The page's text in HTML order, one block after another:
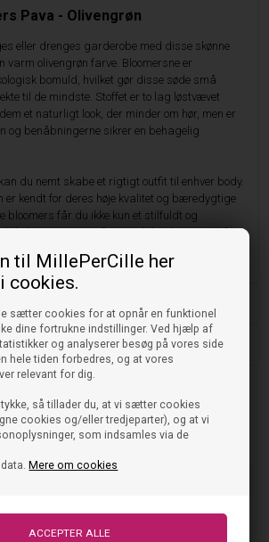
til MillePerCille her
cookies.
sætter cookies for at opnår en funktionel
dine fortrukne indstillinger. Ved hjælp af
og analyserer besøg på vores side
hele tiden forbedres, og at vores
relevant for dig.
så tillader du, at vi sætter cookies
cookies og/eller tredjeparter), og at vi
som indsamles via de
data.Mere om cookies
Pava - Olivengrøn
eller drenges garderobe med disse skønne
varm olivengrøn farve. Bloomersne er
bomuld, hvilket gør disse søde små
til de mindste. Stoffet er to lag løstvævet
et naturligt look, der minder om hør, men er
og benåbningerne sikrer en behagelig
du nemt skabe et rigtigt outfit til enhver body.
er kendt for deres høje kvalitet og bæredygtige
bloomers får du ikke kun et stilfuldt og
dit barn, men også et produkt, der er godt for
også disse ud